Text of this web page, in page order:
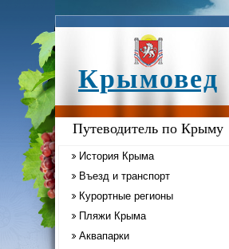
Крымовед
Путеводитель по Крыму
История Крыма
Въезд и транспорт
Курортные регионы
Пляжи Крыма
Аквапарки